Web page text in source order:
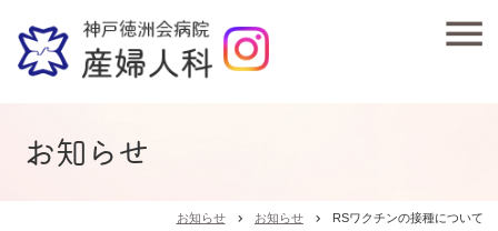
お知らせ
お知らせ chevron_right お知らせ chevron_right RSワクチンの接種について